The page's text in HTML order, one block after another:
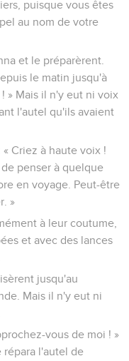
montagne devant
l'Eternel, il y eut un
et brisait les
Après le vent, il y
n'était pas dans le
un feu ; l'Eternel
y eut un murmure
le visage de son
grotte. Et voici
: « Que fais-tu ici,
pour l'Eternel, le
ont abandonné ton
tué tes prophètes par
à m'enlever la
chemin dans le